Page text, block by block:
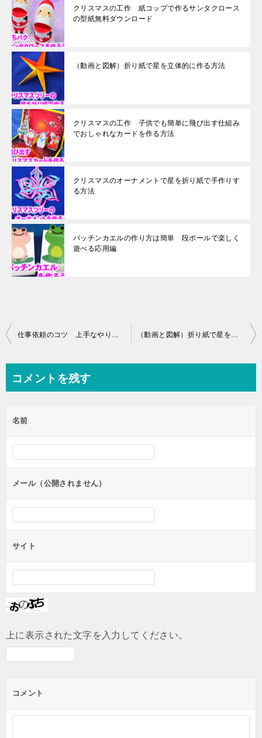
クリスマスの工作 紙コップで作るサンタクロース
の型紙無料ダウンロード
（動画と図解）折り紙で星を立体的に作る方法
クリスマスの工作 子供でも簡単に飛び出す仕組み
でおしゃれなカードを作る方法
クリスマスのオーナメントで星を折り紙で手作りす
る方法
パッチンカエルの作り方は簡単 段ボールで楽しく
遊べる応用編
投
ビ
ー
シ
ン
仕事依頼のコツ 上手なやり方９選としてはいけない下手な方法 （動画と図解）折り紙で星を立体的に作る方法
コメントを残す
名前
メール（公開されません）
サイト
上に表示された文字を入力してください。
コメント